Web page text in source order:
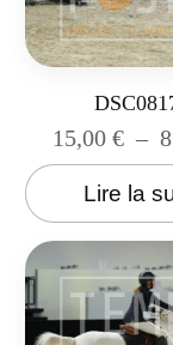
15,00 € –
Lire la